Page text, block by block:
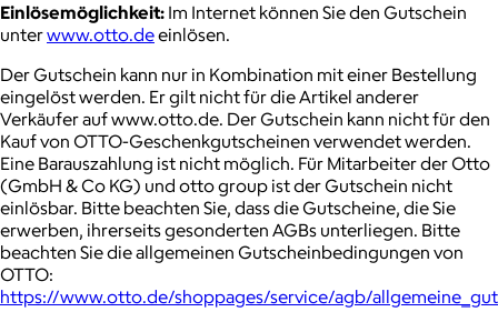
Einlösemöglichkeit: Im Internet können Sie den Gutschein
unterwww.otto.deeinlösen.
Der Gutschein kann nur in Kombination mit einer Bestellung
eingelöst werden. Er gilt nicht für die Artikel anderer
Verkäufer auf www.otto.de. Der Gutschein kann nicht für den
Kauf von OTTO-Geschenkgutscheinen verwendet werden.
Eine Barauszahlung ist nicht möglich. Für Mitarbeiter der Otto
(GmbH & Co KG) und otto group ist der Gutschein nicht
einlösbar. Bitte beachten Sie, dass die Gutscheine, die Sie
erwerben, ihrerseits gesonderten AGBs unterliegen. Bitte
beachten Sie die allgemeinen Gutscheinbedingungen von
OTTO:
https://www.otto.de/shoppages/service/agb/